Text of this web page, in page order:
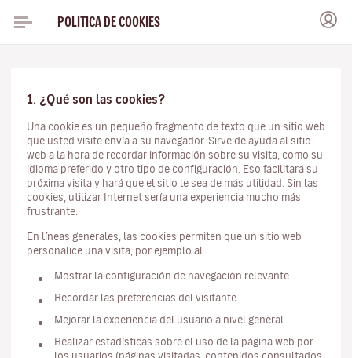
POLITICA DE COOKIES
1. ¿Qué son las cookies?
Una cookie es un pequeño fragmento de texto que un sitio web
que usted visite envía a su navegador. Sirve de ayuda al sitio
web a la hora de recordar información sobre su visita, como su
idioma preferido y otro tipo de configuración. Eso facilitará su
próxima visita y hará que el sitio le sea de más utilidad. Sin las
cookies, utilizar Internet sería una experiencia mucho más
frustrante.
En líneas generales, las cookies permiten que un sitio web
personalice una visita, por ejemplo al:
Mostrar la configuración de navegación relevante.
Recordar las preferencias del visitante.
Mejorar la experiencia del usuario a nivel general.
Realizar estadísticas sobre el uso de la página web por